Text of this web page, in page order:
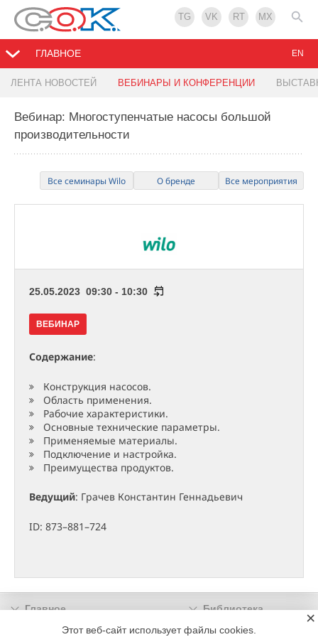
TG VK RT MX
ГЛАВНОЕ
ЛЕНТА НОВОСТЕЙ ВЕБИНАРЫ И КОНФЕРЕНЦИИ
EN
Вебинар: Многоступенчатые насосы большой
производительности
Все семинары Wilo О бренде Все мероприятия
25.05.2023 09:30 - 10:30
ВЕБИНАР
Содержание:
Конструкция насосов.
Область применения.
Рабочие характеристики.
Основные технические параметры.
Применяемые материалы.
Подключение и настройка.
Преимущества продуктов.
Ведущий: Грачев Константин Геннадьевич
ID: 873–881–724
Главное
Библиотека
Подписка
Реклама
Этот веб-сайт использует файлы cookies.
×